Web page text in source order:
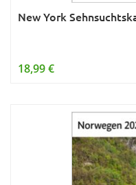
New York
18,99 €